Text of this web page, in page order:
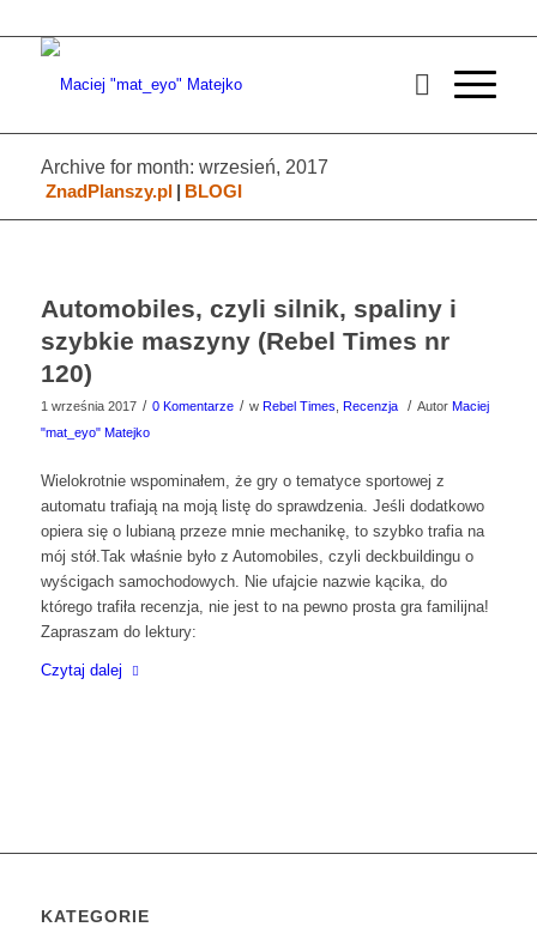
Archive for month: wrzesień, 2017
ZnadPlanszy.pl | BLOGI
Automobiles, czyli silnik, spaliny i
szybkie maszyny (Rebel Times nr
120)
1 września 2017 / 0 Komentarze / w Rebel Times Recenzja / Autor Maciej
"mat_eyo" Matejko
Wielokrotnie wspominałem, że gry o tematyce sportowej z
automatu trafiają na moją listę do sprawdzenia. Jeśli dodatkowo
opiera się o lubianą przeze mnie mechanikę, to szybko trafia na
mój stół.Tak właśnie było z Automobiles, czyli deckbuildingu o
wyścigach samochodowych. Nie ufajcie nazwie kącika, do
którego trafiła recenzja, nie jest to na pewno prosta gra familijna!
Zapraszam do lektury:
Czytaj dalej
KATEGORIE